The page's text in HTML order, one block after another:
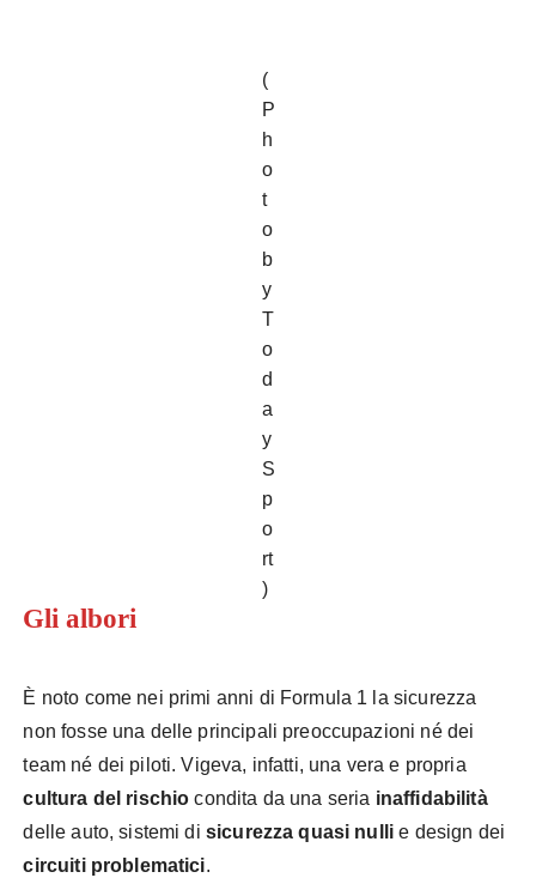
(
P
h
o
t
o
b
y
T
o
d
a
y
S
p
o
rt
)
Gli albori
È noto come nei primi anni di Formula 1 la sicurezza
non fosse una delle principali preoccupazioni né dei
team né dei piloti. Vigeva, infatti, una vera e propria
cultura del rischio condita da una seria inaffidabilità
delle auto, sistemi di sicurezza quasi nullie design dei
circuiti problematici.